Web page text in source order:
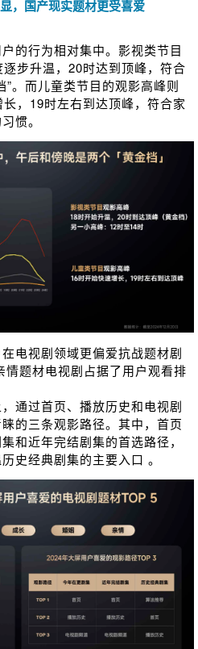
，国产现实题材更受喜爱
的行为相对集中。影视类节目
步升温，20时达到顶峰，符合
”。而儿童类节目的观影高峰则
，19时左右到达顶峰，符合家
惯。
电视剧领域更偏爱抗战题材剧
题材电视剧占据了用户观看排
通过首页、播放历史和电视剧
的三条观影路径。其中，首页
和近年完结剧集的首选路径，
史经典剧集的主要入口 。